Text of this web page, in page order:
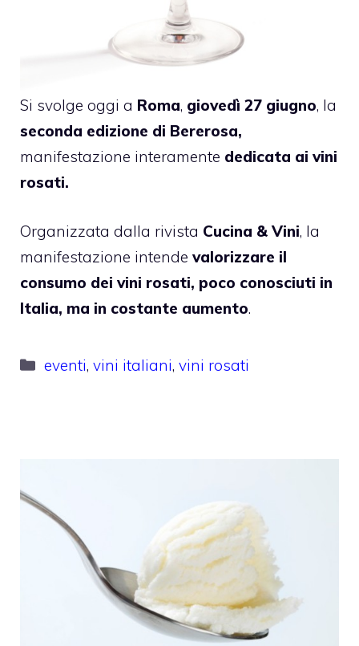
Si svolge oggi a Roma, giovedì 27 giugno, la
seconda edizione di Bererosa,
manifestazione interamente dedicata ai vini
rosati.
Organizzata dalla rivista Cucina & Vini, la
manifestazione intende valorizzare il
consumo dei vini rosati, poco conosciuti in
Italia, ma in costante aumento.
Categorie
eventi,vini italiani,vini rosati